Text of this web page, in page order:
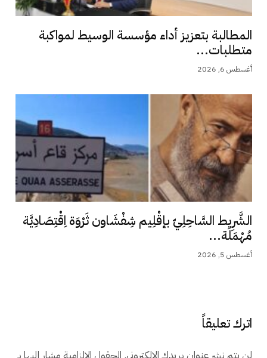
المطالبة بتعزيز أداء مؤسسة الوسيط لمواكبة
متطلبات...
أغسطس 6, 2026
الشَّرِيط السَّاحِلِيّ بإقْلِيم شِفْشَاون ثَرْوَة اِقْتِصَادِيَّة
مُهْمَلَة...
أغسطس 5, 2026
اترك تعليقاً